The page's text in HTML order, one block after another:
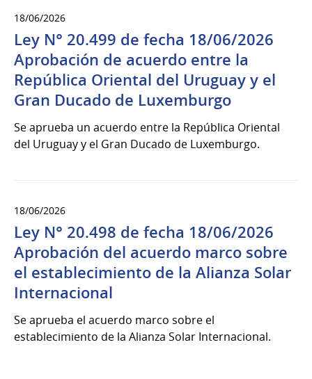
18/06/2026
Ley N° 20.499 de fecha 18/06/2026
Aprobación de acuerdo entre la
República Oriental del Uruguay y el
Gran Ducado de Luxemburgo
Se aprueba un acuerdo entre la República Oriental
del Uruguay y el Gran Ducado de Luxemburgo.
18/06/2026
Ley N° 20.498 de fecha 18/06/2026
Aprobación del acuerdo marco sobre
el establecimiento de la Alianza Solar
Internacional
Se aprueba el acuerdo marco sobre el
establecimiento de la Alianza Solar Internacional.